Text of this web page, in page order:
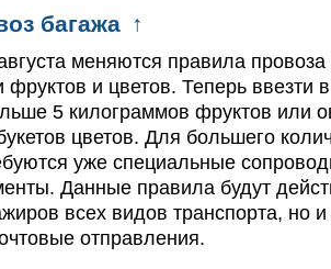
багажа ↑
меняются правила
фруктов и цветов. Теперь ввезти
5 килограммов фруктов или
цветов. Для большего
уже специальные
Данные правила будут
всех видов транспорта, но
отправления.